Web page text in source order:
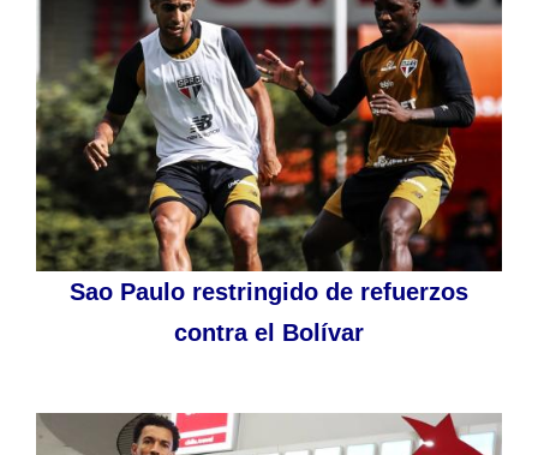
Sao Paulo restringido de refuerzos
contra el Bolívar